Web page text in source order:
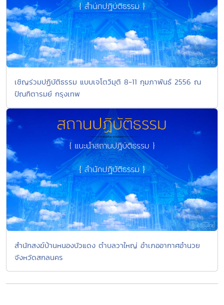
เชิญร่วมปฏิบัติธรรม แบบเจโตวิมุติ 8-11 กุมภาพันธ์ 2556 ณ
ปัณฑิตารมย์ กรุงเทพ
สำนักสงฆ์บ้านหนองบัวแดง ตำบลวาใหญ่ อำเภออากาศอำนวย
จังหวัดสกลนคร